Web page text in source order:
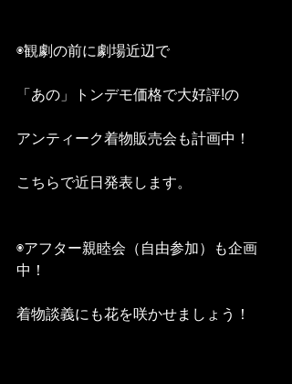
◉観劇の前に劇場近辺で
「あの」トンデモ価格で大好評!の
アンティーク着物販売会も計画中！
こちらで近日発表します。
◉アフター親睦会（自由参加）も企画
中！
着物談義にも花を咲かせましょう！